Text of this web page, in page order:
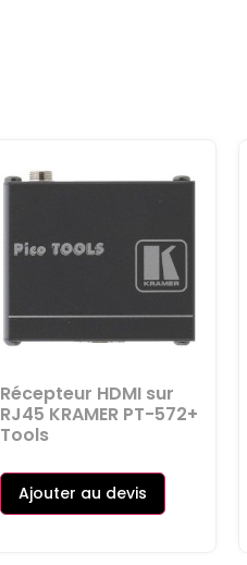
Récepteur HDMI sur
RJ45 KRAMER PT-572+
Tools
Ajouter au devis